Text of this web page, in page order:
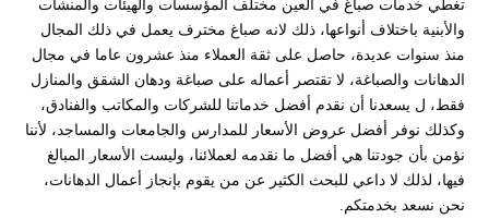
تغطي خدمات صباغ في العين مختلف المؤسسات والهيئات والمنشآت
والأبنية باختلاف أنواعها، ذلك لانه صباغ مخترف يعمل في ذلك المجال
منذ سنوات عديدة، حاصل على ثقة العملاء منذ عشرون عاما في مجال
الدهانات والصباغة، لا تقتصر أعماله على صباغة ودهان الشقق والمنازل
فقط، ل يسعدنا أن نقدم أفضل خدماتنا للشركات والمكاتب والفنادق،
وكذلك نوفر أفضل عروض الأسعار للمدارس والجامعات والمساجد، لأننا
نؤمن بأن جودتنا هي أفضل ما نقدمه لعملائنا، وليست الأسعار المبالغ
فيها، لذلك لا داعي للبحث الكثير عن من يقوم بإنجاز أعمال الدهانات،
نحن نسعد بخدمتكم.